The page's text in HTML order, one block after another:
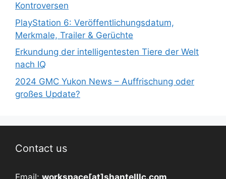
Kontroversen
PlayStation 6: Veröffentlichungsdatum,
Merkmale, Trailer & Gerüchte
Erkundung der intelligentesten Tiere der Welt
nach IQ
2024 GMC Yukon News – Auffrischung oder
großes Update?
Contact us
Email: workspace[at]shantelllc.com